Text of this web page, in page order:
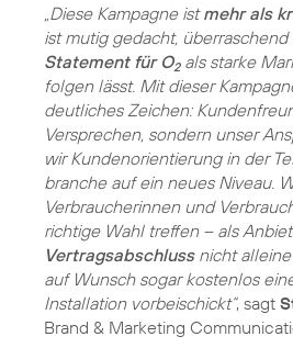
„Diese Kampagne istmehr als
ist mutig gedacht,
Statement für O2als starke
folgen lässt. Mit dieser
deutliches Zeichen:
Versprechen, sondern unser
wir Kundenorientierung in der
branche auf ein neues Niveau.
Verbraucherinnen und
richtige Wahl treffen – als
Vertragsabschlussnicht alleine
auf Wunsch sogar kostenlos
Installation vorbeischickt“, sagt
Brand & Marketing